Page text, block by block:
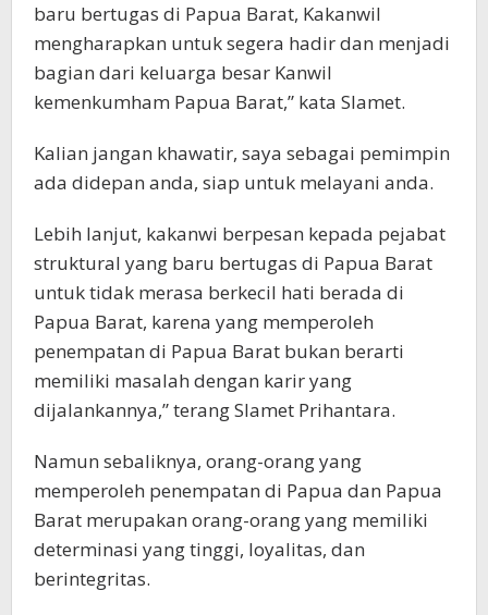
baru bertugas di Papua Barat, Kakanwil
mengharapkan untuk segera hadir dan menjadi
bagian dari keluarga besar Kanwil
kemenkumham Papua Barat,” kata Slamet.
Kalian jangan khawatir, saya sebagai pemimpin
ada didepan anda, siap untuk melayani anda.
Lebih lanjut, kakanwi berpesan kepada pejabat
struktural yang baru bertugas di Papua Barat
untuk tidak merasa berkecil hati berada di
Papua Barat, karena yang memperoleh
penempatan di Papua Barat bukan berarti
memiliki masalah dengan karir yang
dijalankannya,” terang Slamet Prihantara.
Namun sebaliknya, orang-orang yang
memperoleh penempatan di Papua dan Papua
Barat merupakan orang-orang yang memiliki
determinasi yang tinggi, loyalitas, dan
berintegritas.